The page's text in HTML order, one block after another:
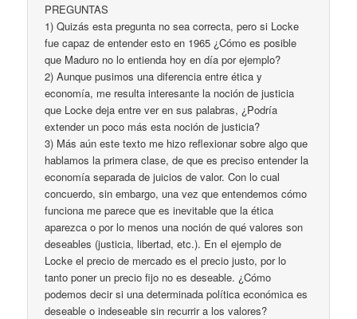
PREGUNTAS
1) Quizás esta pregunta no sea correcta, pero si Locke
fue capaz de entender esto en 1965 ¿Cómo es posible
que Maduro no lo entienda hoy en día por ejemplo?
2) Aunque pusimos una diferencia entre ética y
economía, me resulta interesante la noción de justicia
que Locke deja entre ver en sus palabras, ¿Podría
extender un poco más esta noción de justicia?
3) Más aún este texto me hizo reflexionar sobre algo que
hablamos la primera clase, de que es preciso entender la
economía separada de juicios de valor. Con lo cual
concuerdo, sin embargo, una vez que entendemos cómo
funciona me parece que es inevitable que la ética
aparezca o por lo menos una noción de qué valores son
deseables (justicia, libertad, etc.). En el ejemplo de
Locke el precio de mercado es el precio justo, por lo
tanto poner un precio fijo no es deseable. ¿Cómo
podemos decir si una determinada política económica es
deseable o indeseable sin recurrir a los valores?